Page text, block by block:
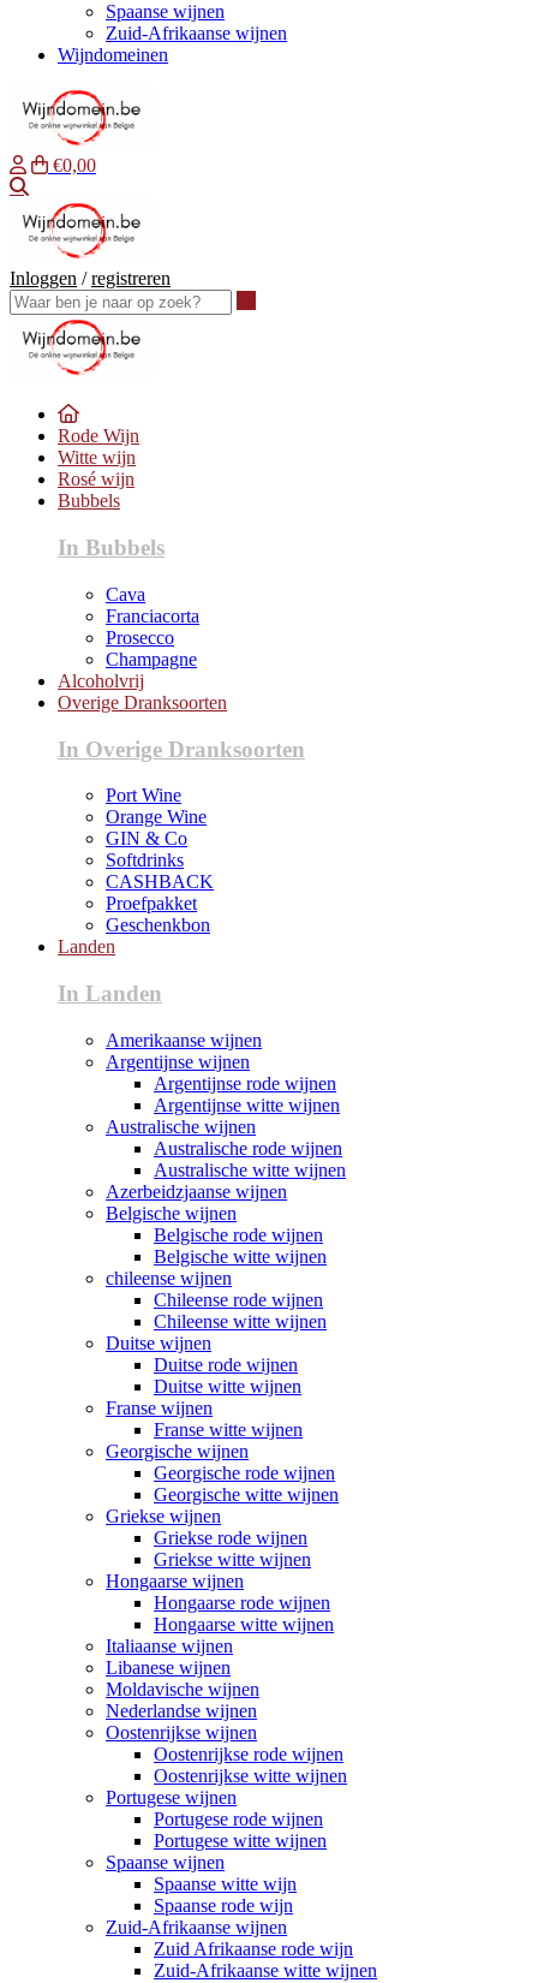
Spaanse wijnen
Zuid-Afrikaanse wijnen
Wijndomeinen
€0,00
Inloggen /registreren
Rode Wijn
Witte wijn
Rosé wijn
Bubbels
In Bubbels
Cava
Franciacorta
Prosecco
Champagne
Alcoholvrij
Overige Dranksoorten
In Overige Dranksoorten
Port Wine
Orange Wine
GIN & Co
Softdrinks
CASHBACK
Proefpakket
Geschenkbon
Landen
In Landen
Amerikaanse wijnen
Argentijnse wijnen
Argentijnse rode wijnen
Argentijnse witte wijnen
Australische wijnen
Australische rode wijnen
Australische witte wijnen
Azerbeidzjaanse wijnen
Belgische wijnen
Belgische rode wijnen
Belgische witte wijnen
chileense wijnen
Chileense rode wijnen
Chileense witte wijnen
Duitse wijnen
Duitse rode wijnen
Duitse witte wijnen
Franse wijnen
Franse witte wijnen
Georgische wijnen
Georgische rode wijnen
Georgische witte wijnen
Griekse wijnen
Griekse rode wijnen
Griekse witte wijnen
Hongaarse wijnen
Hongaarse rode wijnen
Hongaarse witte wijnen
Italiaanse wijnen
Libanese wijnen
Moldavische wijnen
Nederlandse wijnen
Oostenrijkse wijnen
Oostenrijkse rode wijnen
Oostenrijkse witte wijnen
Portugese wijnen
Portugese rode wijnen
Portugese witte wijnen
Spaanse wijnen
Spaanse witte wijn
Spaanse rode wijn
Zuid-Afrikaanse wijnen
Zuid Afrikaanse rode wijn
Zuid-Afrikaanse witte wijnen